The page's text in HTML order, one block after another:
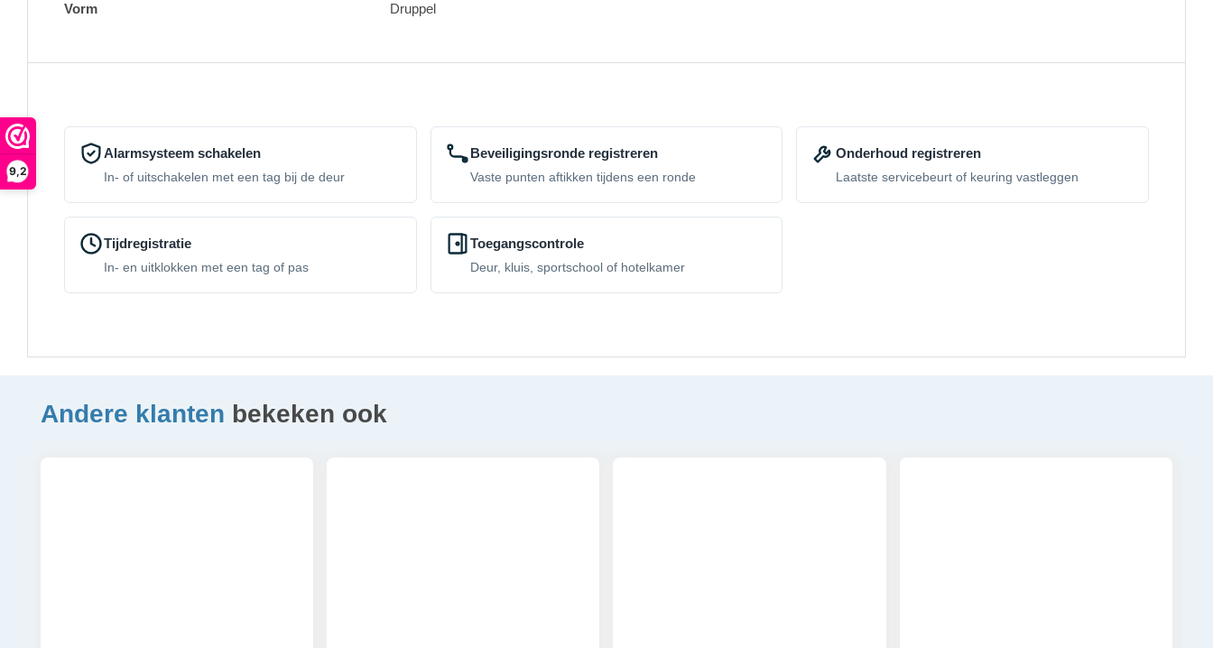
9,2
Vorm Druppel
Alarmsysteem schakelen
In- of uitschakelen met een tag bij de deur
Beveiligingsronde registreren
Vaste punten aftikken tijdens een ronde
Onderhoud registreren
Laatste servicebeurt of keuring vastleggen
Tijdregistratie
In- en uitklokken met een tag of pas
Toegangscontrole
Deur, kluis, sportschool of hotelkamer
Andere klanten bekeken ook